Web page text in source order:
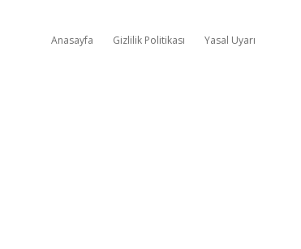
Anasayfa Gizlilik Politikası Yasal Uyarı